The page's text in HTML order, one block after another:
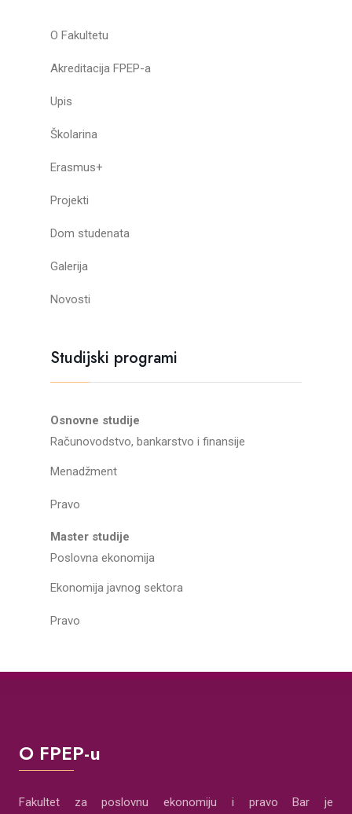
O Fakultetu
Akreditacija FPEP-a
Upis
Školarina
Erasmus+
Projekti
Dom studenata
Galerija
Novosti
Studijski programi
Osnovne studije
Računovodstvo, bankarstvo i finansije
Menadžment
Pravo
Master studije
Poslovna ekonomija
Ekonomija javnog sektora
Pravo
O FPEP-u
Fakultet za poslovnu ekonomiju i pravo Bar je